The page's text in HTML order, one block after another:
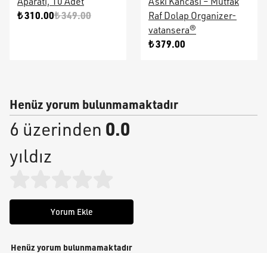
₺ 310.00₺ 349.00
Raf Dolap Organizer-
vatansera®
₺ 379.00
Henüz yorum bulunmamaktadır
6 üzerinden 0.0
yıldız
Yorum Ekle
Henüz yorum bulunmamaktadır